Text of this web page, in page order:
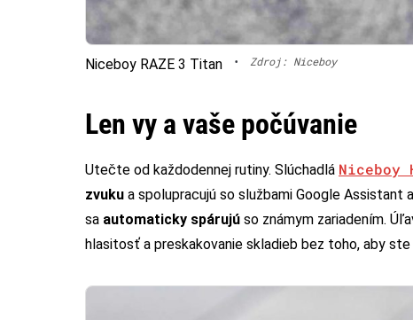
Niceboy RAZE 3 Titan • Zdroj: Niceboy
Len vy a vaše počúvanie
Utečte od každodennej rutiny. Slúchadlá Niceboy
zvuku a spolupracujú so službami Google Assistant
sa automaticky spárujú so známym zariadením.
hlasitosť a preskakovanie skladieb bez toho, aby